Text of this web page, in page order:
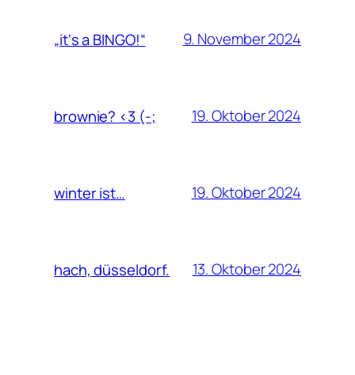
„it‘s a BINGO!“ 9. November 2024
brownie? <3 (-; 19. Oktober 2024
winter ist… 19. Oktober 2024
hach, düsseldorf. 13. Oktober 2024